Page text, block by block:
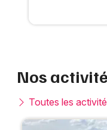
Nos
Toutes les